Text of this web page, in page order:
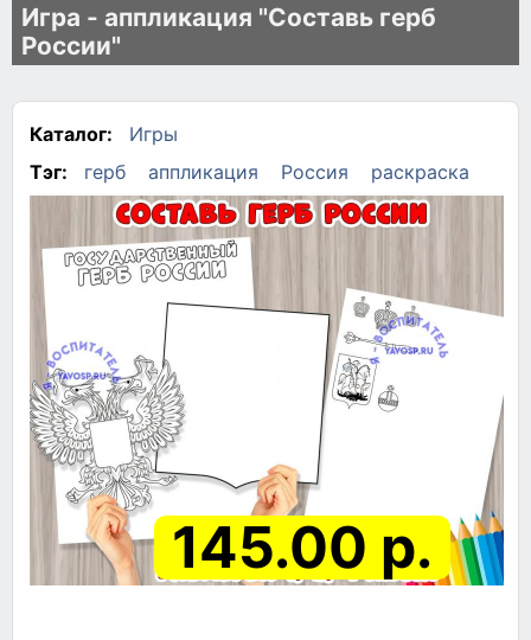
Игра - аппликация "Составь герб
России"
Каталог:
Игры
Тэг:
герб аппликация Россия раскраска
145.00 р.